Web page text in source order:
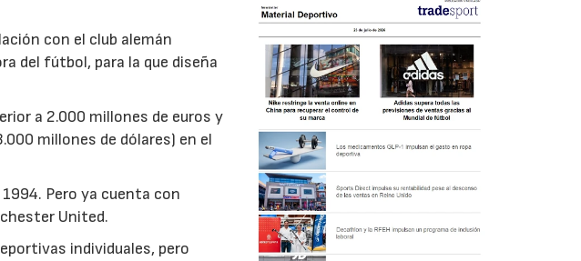
con el club alemán
del fútbol, para la que diseña
a 2.000 millones de euros y
millones de dólares) en el
Pero ya cuenta con
United.
individuales, pero